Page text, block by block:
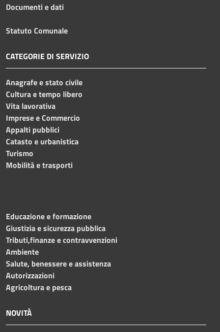
Documenti e dati
Statuto Comunale
CATEGORIE DI SERVIZIO
Anagrafe e stato civile
Cultura e tempo libero
Vita lavorativa
Imprese e Commercio
Appalti pubblici
Catasto e urbanistica
Turismo
Mobilità e trasporti
Educazione e formazione
Giustizia e sicurezza pubblica
Tributi,finanze e contravvenzioni
Ambiente
Salute, benessere e assistenza
Autorizzazioni
Agricoltura e pesca
NOVITÀ